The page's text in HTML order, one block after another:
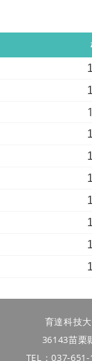
育達科技
36143苗栗
TEL：037-